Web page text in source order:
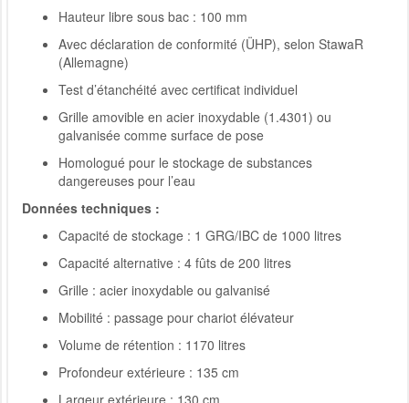
Hauteur libre sous bac : 100 mm
Avec déclaration de conformité (ÜHP), selon StawaR
(Allemagne)
Test d’étanchéité avec certificat individuel
Grille amovible en acier inoxydable (1.4301) ou
galvanisée comme surface de pose
Homologué pour le stockage de substances
dangereuses pour l’eau
Données techniques :
Capacité de stockage : 1 GRG/IBC de 1000 litres
Capacité alternative : 4 fûts de 200 litres
Grille : acier inoxydable ou galvanisé
Mobilité : passage pour chariot élévateur
Volume de rétention : 1170 litres
Profondeur extérieure : 135 cm